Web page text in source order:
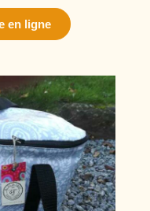
en ligne